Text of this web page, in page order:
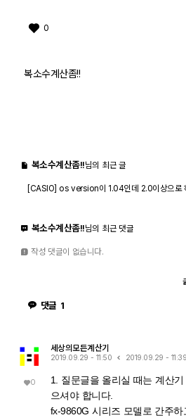
0
복소수계산좀!!
복소수계산좀!!님의 최근 글
[CASIO] os version이 1.04인데 2.0이상으로
복소수계산좀!!님의 최근 댓글
작성 댓글이 없습니다.
댓글 1
0
세상의모든계산기
2019.09.29 - 11:50 2019.09.29 - 11:39
1. 질문글을 올리실 때는 계산
으셔야 합니다.
fx-9860G 시리즈 모델로 간주하